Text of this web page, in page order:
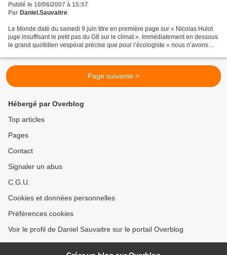
Publié le 10/06/2007 à 15:57
Par Daniel.Sauvaitre
Le Monde daté du samedi 9 juin titre en première page sur « Nicolas Hulot
juge insuffisant le petit pas du G8 sur le climat ». Immédiatement en dessous
le grand quotidien vespéral précise que pour l’écologiste « nous n’avons
Page suivante >
Hébergé par Overblog
Top articles
Pages
Contact
Signaler un abus
C.G.U.
Cookies et données personnelles
Préférences cookies
Voir le profil de Daniel Sauvaitre sur le portail Overblog